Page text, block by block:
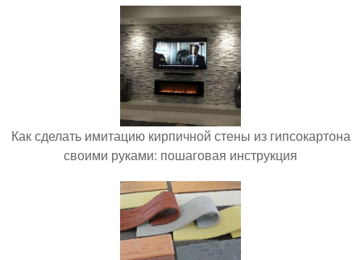
Как сделать имитацию кирпичной стены из гипсокартона
своими руками: пошаговая инструкция